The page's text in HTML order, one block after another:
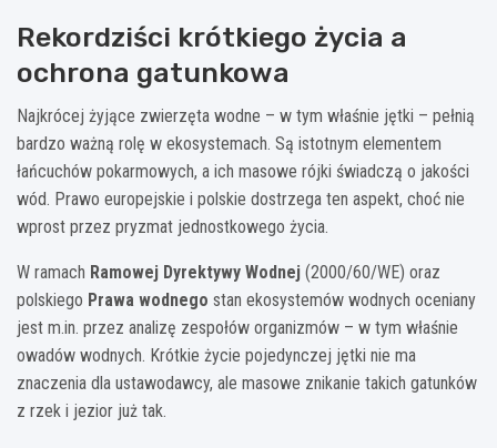
Rekordziści krótkiego życia a
ochrona gatunkowa
Najkrócej żyjące zwierzęta wodne – w tym właśnie jętki – pełnią
bardzo ważną rolę w ekosystemach. Są istotnym elementem
łańcuchów pokarmowych, a ich masowe rójki świadczą o jakości
wód. Prawo europejskie i polskie dostrzega ten aspekt, choć nie
wprost przez pryzmat jednostkowego życia.
W ramach Ramowej Dyrektywy Wodnej (2000/60/WE) oraz
polskiego Prawa wodnego stan ekosystemów wodnych oceniany
jest m.in. przez analizę zespołów organizmów – w tym właśnie
owadów wodnych. Krótkie życie pojedynczej jętki nie ma
znaczenia dla ustawodawcy, ale masowe znikanie takich gatunków
z rzek i jezior już tak.